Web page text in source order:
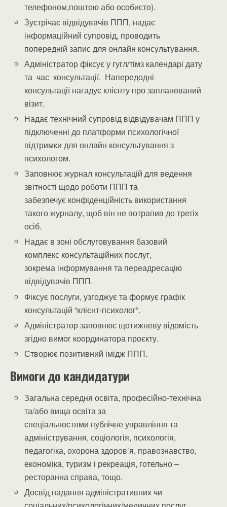
телефоном,поштою або особисто).
Зустрічає відвідувачів ППП, надає
інформаційний супровід, проводить
попередній запис для онлайн консультування.
Адміністратор фіксує у гугл/тімз календарі дату
та час консультації. Напередодні
консультації нагадує клієнту про запланований
візит.
Надає технічний супровід відвідувачам ППП у
підключенні до платформи психологічної
підтримки для онлайн консультування з
психологом.
Заповнює журнал консультацій для ведення
звітності щодо роботи ППП та
забезпечує конфіденційність використання
такого журналу, щоб він не потрапив до третіх
осіб.
Надає в зоні обслуговування базовий
комплекс консультаційних послуг,
зокрема інформування та переадресацію
відвідувачів ППП.
Фіксує послуги, узгоджує та формує графік
консультацій “клієнт-психолог”.
Адміністратор заповнює щотижневу відомість
згідно вимог координатора проєкту.
Створює позитивний імідж ППП.
Вимоги до кандидатури
Загальна середня освіта, професійно-технічна
та/або вища освіта за
спеціальностями публічне управління та
адміністрування, соціологія, психологія,
педагогіка, охорона здоров’я, правознавство,
економіка, туризм і рекреація, готельно –
ресторанна справа, тощо.
Досвід надання адміністративних чи